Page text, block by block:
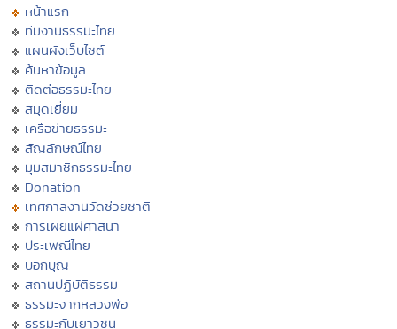
หน้าแรก
ทีมงานธรรมะไทย
แผนผังเว็บไซต์
ค้นหาข้อมูล
ติดต่อธรรมะไทย
สมุดเยี่ยม
เครือข่ายธรรมะ
สัญลักษณ์ไทย
มุมสมาชิกธรรมะไทย
Donation
เทศกาลงานวัดช่วยชาติ
การเผยแผ่ศาสนา
ประเพณีไทย
บอกบุญ
สถานปฏิบัติธรรม
ธรรมะจากหลวงพ่อ
ธรรมะกับเยาวชน